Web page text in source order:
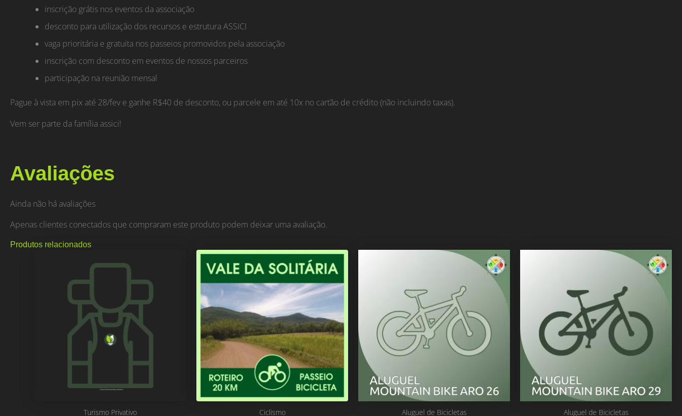
inscrição grátis nos eventos da associação
desconto para utilização dos recursos e estrutura ASSICI
vaga prioritária e gratuita nos passeios promovidos pela associação
inscrição com desconto em eventos de nossos parceiros
participação na reunião mensal
Pague à vista em pix até 28/fev e ganhe R$40 de desconto, ou parcele em até 10x no cartão de crédito (não incluindo taxas).
Vem ser parte da família assici!
Avaliações
Ainda não há avaliações
Apenas clientes conectados que compraram este produto podem deixar uma avaliação.
Produtos relacionados
Turismo Privativo Ciclismo Aluguel de Bicicletas Aluguel de Bicicletas